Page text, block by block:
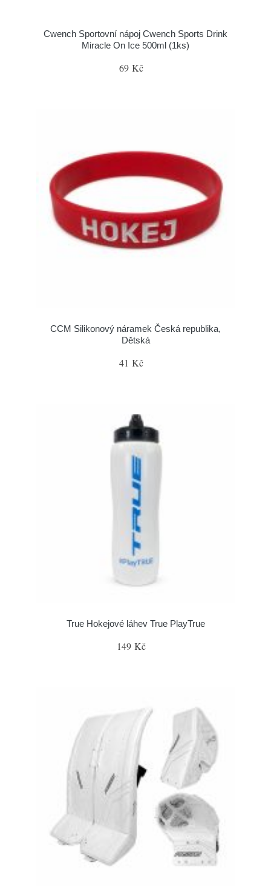
Cwench Sportovní nápoj Cwench Sports Drink
Miracle On Ice 500ml (1ks)
69 Kč
CCM Silikonový náramek Česká republika,
Dětská
41 Kč
True Hokejové láhev True PlayTrue
149 Kč